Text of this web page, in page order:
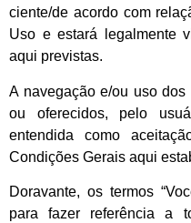
ciente/de acordo com
Uso e estará legalmente
aqui previstas.
A navegação e/ou uso
ou oferecidos, pelo
entendida como
Condições Gerais aqui
Doravante, os termos
para fazer referência a